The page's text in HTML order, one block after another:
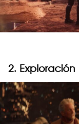
2. Exploración